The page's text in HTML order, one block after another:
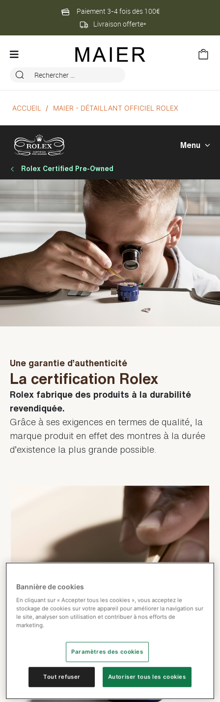
Paiement 3-4 fois dès 100€
Livraison offerte*
ACCUEIL MAIER - DÉTAILLANT OFFICIEL ROLEX
Menu
Rolex Certified Pre-Owned
Une garantie d’authenticité
La certification Rolex
Rolex fabrique des produits à la durabilité
revendiquée.
Grâce à ses exigences en termes de qualité, la
marque produit en effet des montres à la durée
d’existence la plus grande possible.
Bannière de cookies
En cliquant sur « Accepter tous les cookies », vous acceptez le
stockage de cookies sur votre appareil pour améliorer la navigation sur
le site, analyser son utilisation et contribuer à nos efforts de
marketing.
Paramètres des cookies
Tout refuser Autoriser tous les cookies